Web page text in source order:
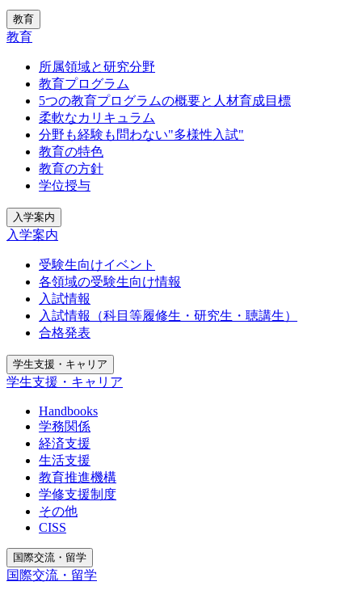
教育
教育
所属領域と研究分野
教育プログラム
5つの教育プログラムの概要と人材育成目標
柔軟なカリキュラム
分野も経験も問わない"多様性入試"
教育の特色
教育の方針
学位授与
入学案内
入学案内
受験生向けイベント
各領域の受験生向け情報
入試情報
入試情報（科目等履修生・研究生・聴講生）
合格発表
学生支援・キャリア
学生支援・キャリア
Handbooks
学務関係
経済支援
生活支援
教育推進機構
学修支援制度
その他
CISS
国際交流・留学
国際交流・留学